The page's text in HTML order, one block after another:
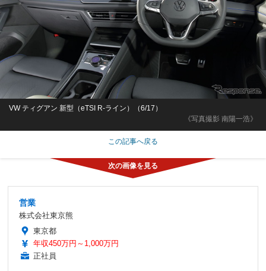
《写真撮影 南陽一浩》
VW ティグアン 新型（eTSI R-ライン）（6/17）
この記事へ戻る
営業
株式会社東京熊
東京都
年収450万円～1,000万円
正社員